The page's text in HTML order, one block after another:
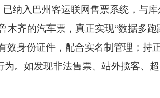
纳入巴州客运联网售票系统，与
齐的汽车票，真正实现“数据多跑
效身份证件，配合实名制管理；持
。如发现非法售票、站外揽客、